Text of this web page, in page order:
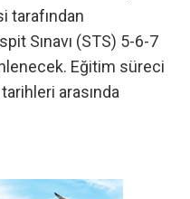
tarafından
Sınavı (STS) 5-6-7
Eğitim süreci
arasında